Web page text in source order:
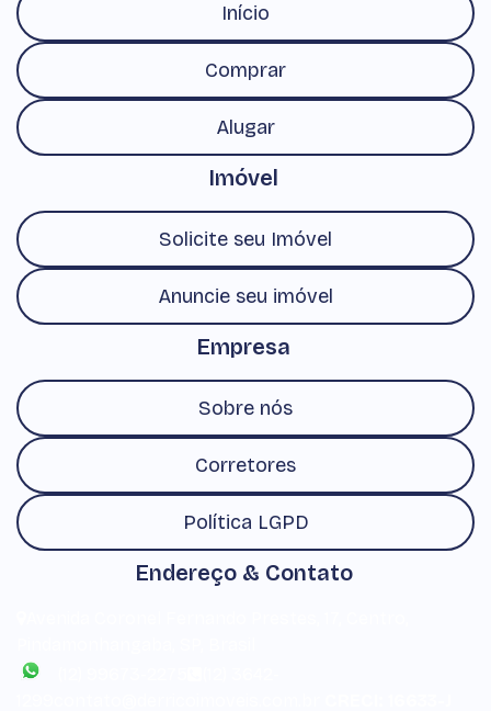
Início
Comprar
Alugar
Imóvel
Solicite seu Imóvel
Anuncie seu imóvel
Empresa
Sobre nós
Corretores
Política LGPD
Endereço & Contato